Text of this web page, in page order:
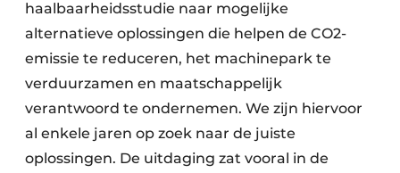
haalbaarheidsstudie naar mogelijke
alternatieve oplossingen die helpen de CO2-
emissie te reduceren, het machinepark te
verduurzamen en maatschappelijk
verantwoord te ondernemen. We zijn hiervoor
al enkele jaren op zoek naar de juiste
oplossingen. De uitdaging zat vooral in de